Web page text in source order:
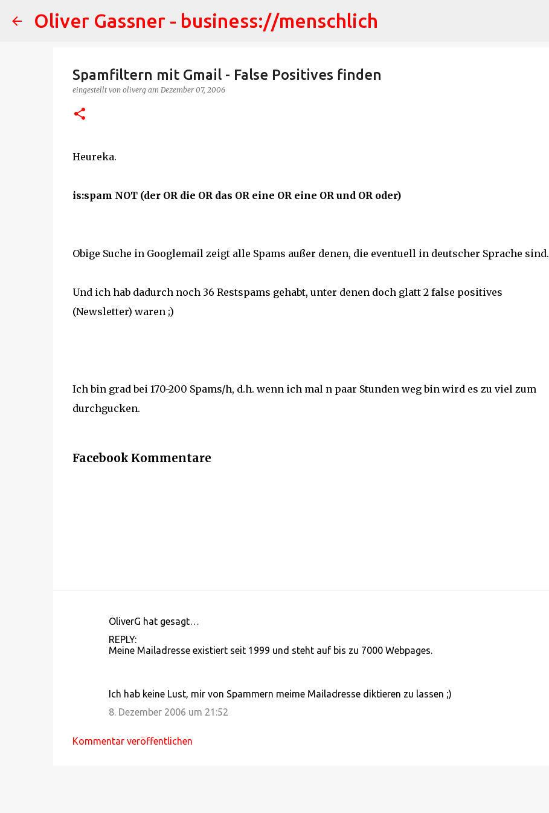
Direkt zum Hauptbereich
Oliver Gassner - business://menschlich
Spamfiltern mit Gmail - False Positives finden
eingestellt von oliverg am Dezember 07, 2006
Heureka.
is:spam NOT (der OR die OR das OR eine OR eine OR und OR oder)
Obige Suche in Googlemail zeigt alle Spams außer denen, die eventuell in deutscher Sprache sind.
Und ich hab dadurch noch 36 Restspams gehabt, unter denen doch glatt 2 false positives
(Newsletter) waren ;)
Ich bin grad bei 170-200 Spams/h, d.h. wenn ich mal n paar Stunden weg bin wird es zu viel zum
durchgucken.
Facebook Kommentare
a
OliverG hat gesagt…
REPLY:
Meine Mailadresse existiert seit 1999 und steht auf bis zu 7000 Webpages.
Ich hab keine Lust, mir von Spammern meime Mailadresse diktieren zu lassen ;)
8. Dezember 2006 um 21:52
Kommentar veröffentlichen